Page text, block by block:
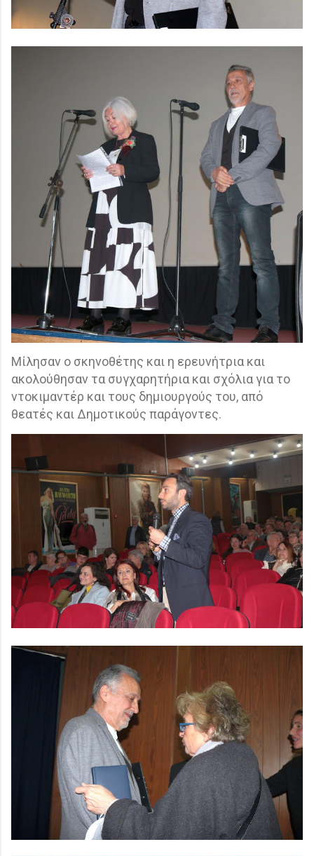
Μίλησαν ο σκηνοθέτης και η ερευνήτρια και
ακολούθησαν τα συγχαρητήρια και σχόλια για το
ντοκιμαντέρ και τους δημιουργούς του, από
θεατές και Δημοτικούς παράγοντες.